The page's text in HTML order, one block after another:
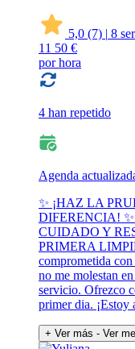
5,0 (7) | 8
11 50 €
por hora
4 han repetido
Agenda
✨ ¡HAZ LA
DIFERENCIA!
CUIDADO Y
PRIMERA
comprometida
no me molestan
servicio. Ofrezco
primer dia. ¡Estoy
+ Ver más - Ver